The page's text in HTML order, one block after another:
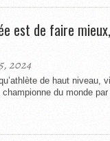
est de faire
2024
de haut niveau,
du monde par